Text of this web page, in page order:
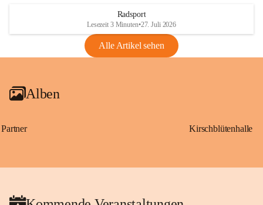
VBl. EU Nr. 18_2026
Radsport
Lesezeit 3 Minuten•27. Juli 2026
Alle Artikel sehen
Alben
Partner Kirschblütenhalle